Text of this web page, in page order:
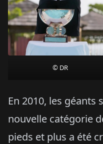
© DR
En 2010, les géants
nouvelle catégorie
pieds et plus a été